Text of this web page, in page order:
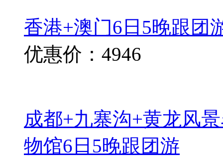
香港+澳门6日5晚跟团
优惠价：4946
成都+九寨沟+黄龙风
物馆6日5晚跟团游